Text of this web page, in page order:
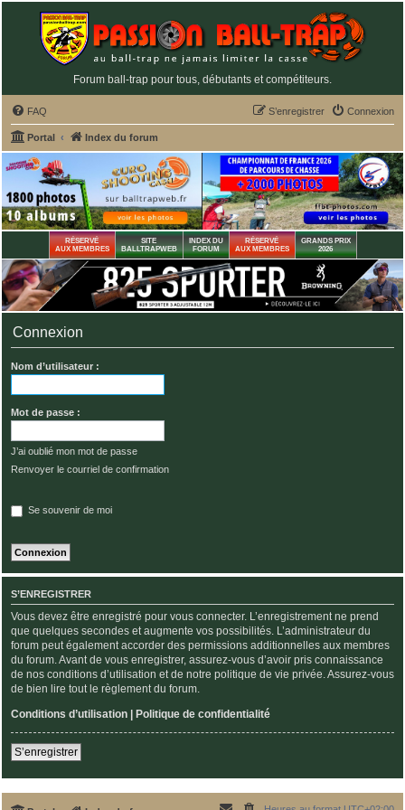
Forum ball-trap pour tous, débutants et compétiteurs.
FAQ Connexion
S’enregistrer
Portal Index du forum
RÉSERVÉ
AUX MEMBRES
SITE
BALLTRAPWEB
INDEX DU
FORUM
RÉSERVÉ
AUX MEMBRES
GRANDS PRIX
2026
Connexion
Nom d’utilisateur :
Mot de passe :
J’ai oublié mon mot de passe
Renvoyer le courriel de confirmation
Se souvenir de moi
S’ENREGISTRER
Vous devez être enregistré pour vous connecter. L’enregistrement ne prend
que quelques secondes et augmente vos possibilités. L’administrateur du
forum peut également accorder des permissions additionnelles aux membres
du forum. Avant de vous enregistrer, assurez-vous d’avoir pris connaissance
de nos conditions d’utilisation et de notre politique de vie privée. Assurez-vous
de bien lire tout le règlement du forum.
Conditions d’utilisation
Politique de confidentialité
S’enregistrer